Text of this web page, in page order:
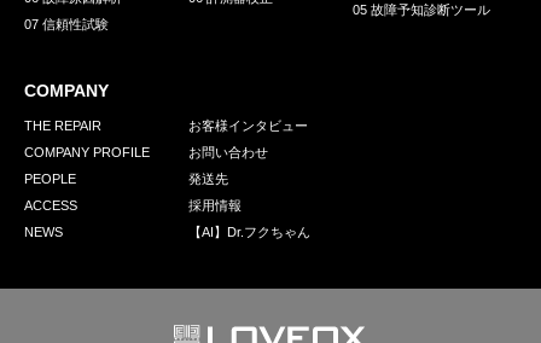
07 信頼性試験
05 故障予知診断ツール
COMPANY
THE REPAIR
COMPANY PROFILE
PEOPLE
ACCESS
NEWS
お客様インタビュー
お問い合わせ
発送先
採用情報
【AI】Dr.フクちゃん